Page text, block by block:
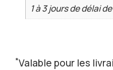
1 à 3 jours de délai
*Valable pour les